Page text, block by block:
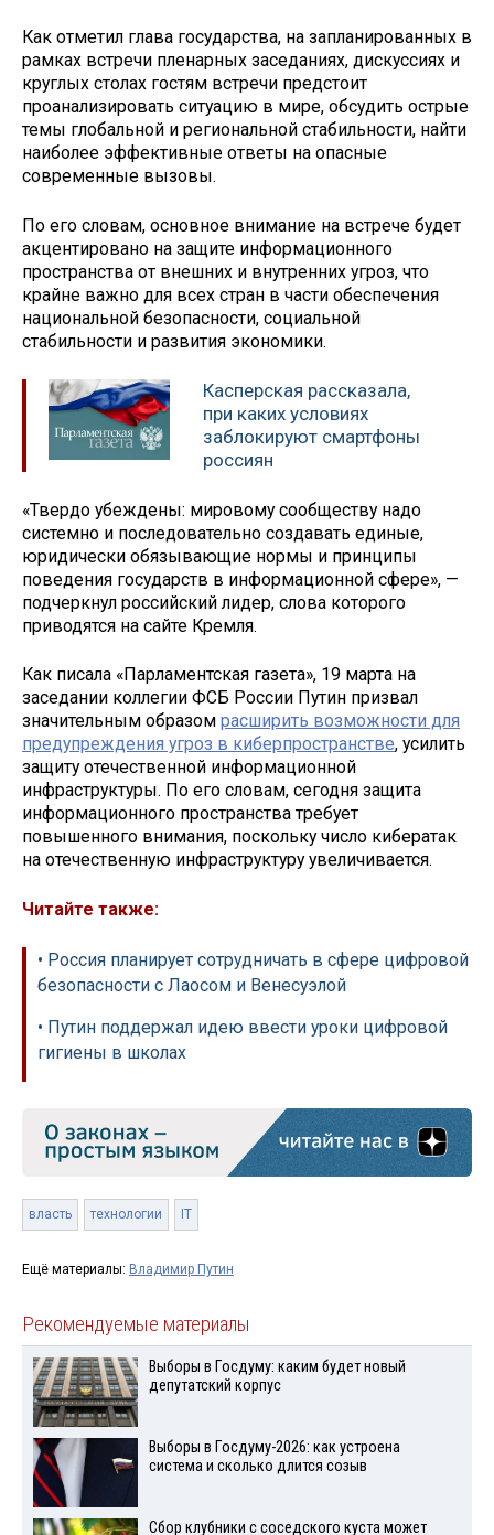
Как отметил глава государства, на запланированных в
рамках встречи пленарных заседаниях, дискуссиях и
круглых столах гостям встречи предстоит
проанализировать ситуацию в мире, обсудить острые
темы глобальной и региональной стабильности, найти
наиболее эффективные ответы на опасные
современные вызовы.
По его словам, основное внимание на встрече будет
акцентировано на защите информационного
пространства от внешних и внутренних угроз, что
крайне важно для всех стран в части обеспечения
национальной безопасности, социальной
стабильности и развития экономики.
Касперская рассказала,
при каких условиях
заблокируют смартфоны
россиян
«Твердо убеждены: мировому сообществу надо
системно и последовательно создавать единые,
юридически обязывающие нормы и принципы
поведения государств в информационной сфере», —
подчеркнул российский лидер, слова которого
приводятся на сайте Кремля.
Как писала «Парламентская газета», 19 марта на
заседании коллегии ФСБ России Путин призвал
значительным образом расширить возможности для
предупреждения угроз в киберпространстве, усилить
защиту отечественной информационной
инфраструктуры. По его словам, сегодня защита
информационного пространства требует
повышенного внимания, поскольку число кибератак
на отечественную инфраструктуру увеличивается.
Читайте также:
• Россия планирует сотрудничать в сфере цифровой
безопасности с Лаосом и Венесуэлой
• Путин поддержал идею ввести уроки цифровой
гигиены в школах
власть технологии IT
Ещё материалы: Владимир Путин
Рекомендуемые материалы
Выборы в Госдуму: каким будет новый
депутатский корпус
Выборы в Госдуму-2026: как устроена
система и сколько длится созыв
Сбор клубники с соседского куста может